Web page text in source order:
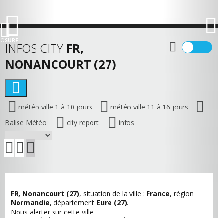
SURF
INFOS CITY FR,
NONANCOURT (27)
météo ville 1 à 10 jours
météo ville 11 à 16 jours
Balise Météo
city report infos
FR, Nonancourt (27), situation de la ville : France, région
Normandie, département Eure (27).
Nous alerter sur cette ville